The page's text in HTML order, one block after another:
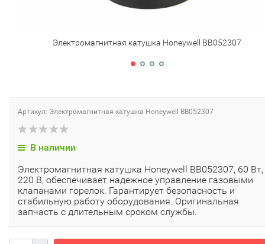
Электромагнитная катушка Honeywell BB052307
Артикул: Электромагнитная катушка Honeywell BB052307
В наличии
Электромагнитная катушка Honeywell BB052307, 60 Вт,
220 В, обеспечивает надежное управление газовыми
клапанами горелок. Гарантирует безопасность и
стабильную работу оборудования. Оригинальная
запчасть с длительным сроком службы.